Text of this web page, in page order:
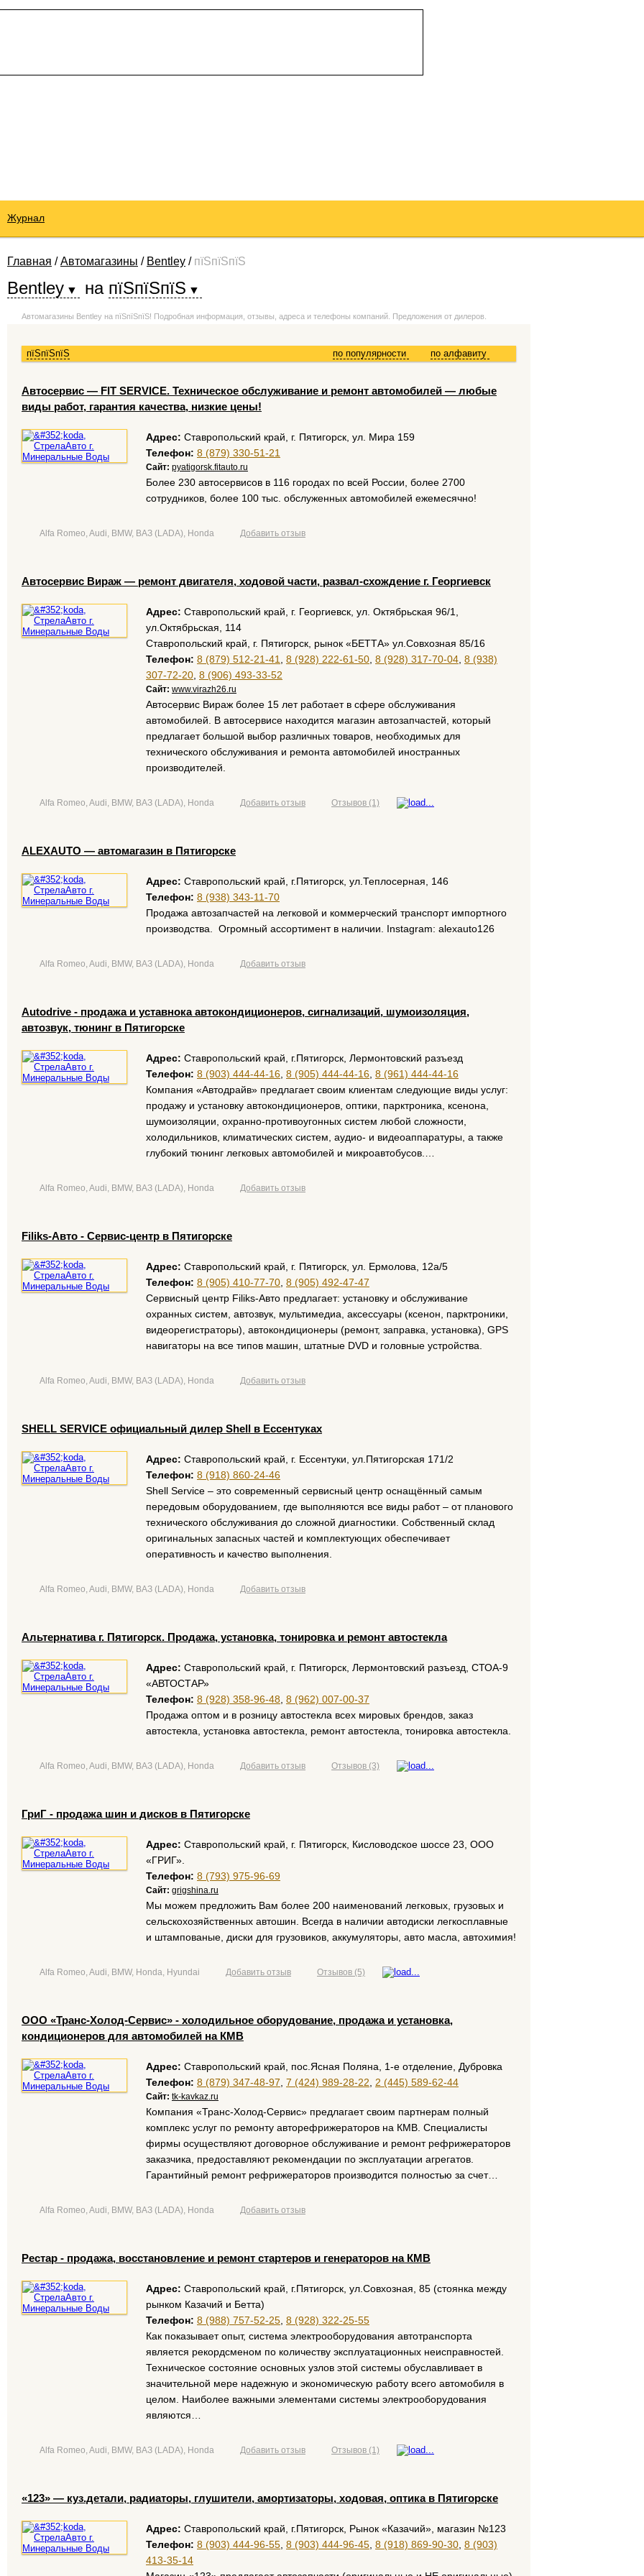
Журнал
Главная /Автомагазины / Bentley / пїЅпїЅпїЅ
Bentley на пїЅпїЅпїЅ
Автомагазины Bentley на пїЅпїЅпїЅ! Подробная информация, отзывы, адреса и телефоны компаний. Предложения от дилеров.
пїЅпїЅпїЅ по алфавиту
по популярности
Aвтосервис — FIT SERVICE. Техническое обслуживание и ремонт автомобилей — любые
виды работ, гарантия качества, низкие цены!
Адрес: Ставропольский край, г. Пятигорск, ул. Мира 159
Телефон: 8 (879) 330-51-21
Сайт: pyatigorsk.fitauto.ru
Более 230 автосервисов в 116 городах по всей России, более 2700
сотрудников, более 100 тыс. обслуженных автомобилей ежемесячно!
Alfa Romeo, Audi, BMW, ВАЗ (LADA), Honda Добавить отзыв
Автосервис Вираж — ремонт двигателя, ходовой части, развал-схождение г. Георгиевск
Адрес: Ставропольский край, г. Георгиевск, ул. Октябрьская 96/1,
ул.Октябрьская, 114
Ставропольский край, г. Пятигорск, рынок «БЕТТА» ул.Совхозная 85/16
Телефон: 8 (879) 512-21-41 8 (928) 222-61-50 8 (928) 317-70-04 8 (938)
307-72-20 8 (906) 493-33-52
Сайт: www.virazh26.ru
Автосервис Вираж более 15 лет работает в сфере обслуживания
автомобилей. В автосервисе находится магазин автозапчастей, который
предлагает большой выбор различных товаров, необходимых для
технического обслуживания и ремонта автомобилей иностранных
производителей.
Alfa Romeo, Audi, BMW, ВАЗ (LADA), Honda Добавить отзыв Отзывов (1)
размещение рекламы
ALEXAUTO — автомагазин в Пятигорске
Адрес: Ставропольский край, г.Пятигорск, ул.Теплосерная, 146
Телефон: 8 (938) 343-11-70
Продажа автозапчастей на легковой и коммерческий транспорт импортного
производства. Огромный ассортимент в наличии. Instagram: alexauto126
Alfa Romeo, Audi, BMW, ВАЗ (LADA), Honda Добавить отзыв
Autodrive - продажа и уставнока автокондиционеров, сигнализаций, шумоизоляция,
автозвук, тюнинг в Пятигорске
Адрес: Ставропольский край, г.Пятигорск, Лермонтовский разъезд
Телефон: 8 (903) 444-44-16 8 (905) 444-44-16 8 (961) 444-44-16
Компания «Автодрайв» предлагает своим клиентам следующие виды услуг:
продажу и установку автокондиционеров, оптики, парктроника, ксенона,
шумоизоляции, охранно-противоугонных систем любой сложности,
холодильников, климатических систем, аудио- и видеоаппаратуры, а также
глубокий тюнинг легковых автомобилей и микроавтобусов.…
Alfa Romeo, Audi, BMW, ВАЗ (LADA), Honda Добавить отзыв
Filiks-Авто - Сервис-центр в Пятигорске
Адрес: Ставропольский край, г. Пятигорск, ул. Ермолова, 12а/5
Телефон: 8 (905) 410-77-70 8 (905) 492-47-47
Сервисный центр Filiks-Авто предлагает: установку и обслуживание
охранных систем, автозвук, мультимедиа, аксессуары (ксенон, парктроники,
видеорегистраторы), автокондиционеры (ремонт, заправка, установка), GPS
навигаторы на все типов машин, штатные DVD и головные устройства.
Alfa Romeo, Audi, BMW, ВАЗ (LADA), Honda Добавить отзыв
SHELL SERVICE официальный дилер Shell в Ессентуках
Адрес: Ставропольский край, г. Ессентуки, ул.Пятигорская 171/2
Телефон: 8 (918) 860-24-46
Shell Service – это современный сервисный центр оснащённый самым
передовым оборудованием, где выполняются все виды работ – от планового
технического обслуживания до сложной диагностики. Собственный склад
оригинальных запасных частей и комплектующих обеспечивает
оперативность и качество выполнения.
Alfa Romeo, Audi, BMW, ВАЗ (LADA), Honda Добавить отзыв
Альтернатива г. Пятигорск. Продажа, установка, тонировка и ремонт автостекла
Адрес: Ставропольский край, г. Пятигорск, Лермонтовский разъезд, СТОА-9
«АВТОСТАР»
Телефон: 8 (928) 358-96-48 8 (962) 007-00-37
Продажа оптом и в розницу автостекла всех мировых брендов, заказ
автостекла, установка автостекла, ремонт автостекла, тонировка автостекла.
Alfa Romeo, Audi, BMW, ВАЗ (LADA), Honda Добавить отзыв Отзывов (3)
ГриГ - продажа шин и дисков в Пятигорске
Адрес: Ставропольский край, г. Пятигорск, Кисловодское шоссе 23, ООО
«ГРИГ».
Телефон: 8 (793) 975-96-69
Сайт: grigshina.ru
Мы можем предложить Вам более 200 наименований легковых, грузовых и
сельскохозяйственных автошин. Всегда в наличии автодиски легкосплавные
и штампованые, диски для грузовиков, аккумуляторы, авто масла, автохимия!
Alfa Romeo, Audi, BMW, Honda, Hyundai Добавить отзыв Отзывов (5)
ООО «Транс-Холод-Сервис» - холодильное оборудование, продажа и установка,
кондиционеров для автомобилей на КМВ
Адрес: Ставропольский край, пос.Ясная Поляна, 1-е отделение, Дубровка
Телефон: 8 (879) 347-48-97 7 (424) 989-28-22 2 (445) 589-62-44
Сайт: tk-kavkaz.ru
Компания «Транс-Холод-Сервис» предлагает своим партнерам полный
комплекс услуг по ремонту авторефрижераторов на КМВ. Специалисты
фирмы осуществляют договорное обслуживание и ремонт рефрижераторов
заказчика, предоставляют рекомендации по эксплуатации агрегатов.
Гарантийный ремонт рефрижераторов производится полностью за счет…
Alfa Romeo, Audi, BMW, ВАЗ (LADA), Honda Добавить отзыв
Рестар - продажа, восстановление и ремонт стартеров и генераторов на КМВ
Адрес: Ставропольский край, г.Пятигорск, ул.Совхозная, 85 (стоянка между
рынком Казачий и Бетта)
Телефон: 8 (988) 757-52-25 8 (928) 322-25-55
Как показывает опыт, система электрооборудования автотранспорта
является рекордсменом по количеству эксплуатационных неисправностей.
Техническое состояние основных узлов этой системы обуславливает в
значительной мере надежную и экономическую работу всего автомобиля в
целом. Наиболее важными элементами системы электрооборудования
являются…
Alfa Romeo, Audi, BMW, ВАЗ (LADA), Honda Добавить отзыв Отзывов (1)
«123» — куз.детали, радиаторы, глушители, амортизаторы, ходовая, оптика в Пятигорске
Адрес: Ставропольский край, г.Пятигорск, Рынок «Казачий», магазин №123
Телефон: 8 (903) 444-96-55 8 (903) 444-96-45 8 (918) 869-90-30 8 (903)
413-35-14